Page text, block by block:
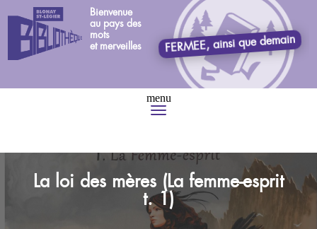
Bienvenue
au pays des
mots
et merveilles
FERMEE, ainsi que demain
La loi des mères (La femme-esprit
t. 1)